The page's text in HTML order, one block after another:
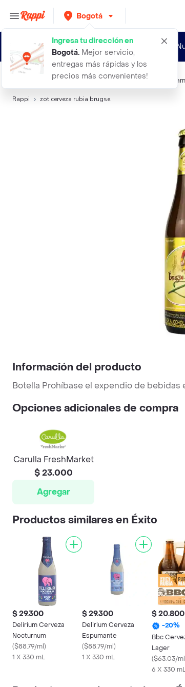
Bogotá
Ingresa tu dirección en
Bogotá. Mejor servicio,
entregas más rápidas y los
precios más convenientes!
Búsquedas relacionadas:Cervezas,Delirium
Rappi zot cerveza rubia brugse
Información del producto
Botella Prohíbase el expendio de
Opciones adicionales de compra
Carulla FreshMarket
$ 23.000
Agregar
Productos similares en Éxito
$ 29.300
Delirium Cerveza
Nocturnum
($88.79/ml)
1 X 330 mL
$ 29.300
Delirium Cerveza
Espumante
($88.79/ml)
1 X 330 mL
$ 20.800
-20%
Bbc
Lager
($63.03/ml
6 X 330